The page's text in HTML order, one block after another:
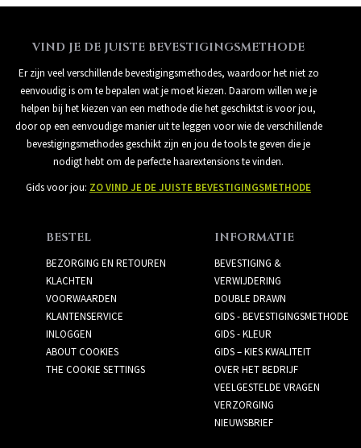
VIND JE DE JUISTE BEVESTIGINGSMETHODE
Er zijn veel verschillende bevestigingsmethodes, waardoor het niet zo
eenvoudig is om te bepalen wat je moet kiezen. Daarom willen we je
helpen bij het kiezen van een methode die het geschiktst is voor jou,
door op een eenvoudige manier uit te leggen voor wie de verschillende
bevestigingsmethodes geschikt zijn en jou de tools te geven die je
nodigt hebt om de perfecte haarextensions te vinden.
Gids voor jou: ZO VIND JE DE JUISTE BEVESTIGINGSMETHODE
BESTEL
BEZORGING EN RETOUREN
KLACHTEN
VOORWAARDEN
KLANTENSERVICE
INLOGGEN
ABOUT COOKIES
THE COOKIE SETTINGS
INFORMATIE
BEVESTIGING &
VERWIJDERING
DOUBLE DRAWN
GIDS - BEVESTIGINGSMETHODE
GIDS - KLEUR
GIDS – KIES KWALITEIT
OVER HET BEDRIJF
VEELGESTELDE VRAGEN
VERZORGING
NIEUWSBRIEF